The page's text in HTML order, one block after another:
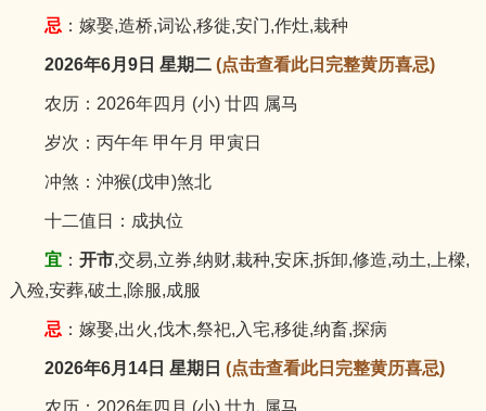
忌 ：嫁娶,造桥,词讼,移徙,安门,作灶,栽种
2026年6月9日 星期二 (点击查看此日完整黄历喜忌)
农历：2026年四月 (小) 廿四 属马
岁次：丙午年 甲午月 甲寅日
冲煞：沖猴(戊申)煞北
十二值日：成执位
宜： 开市,交易,立券,纳财,栽种,安床,拆卸,修造,动土,上樑,
入殓,安葬,破土,除服,成服
忌 ：嫁娶,出火,伐木,祭祀,入宅,移徙,纳畜,探病
2026年6月14日 星期日 (点击查看此日完整黄历喜忌)
农历：2026年四月 (小) 廿九 属马